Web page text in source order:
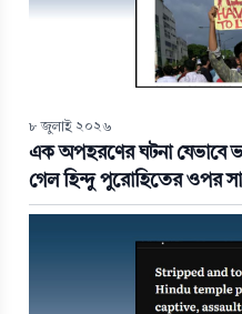
৮ জুলাই ২০২৬
এক অপহরণের ঘটনা যেভাবে
গেল হিন্দু পুরোহিতের ওপর